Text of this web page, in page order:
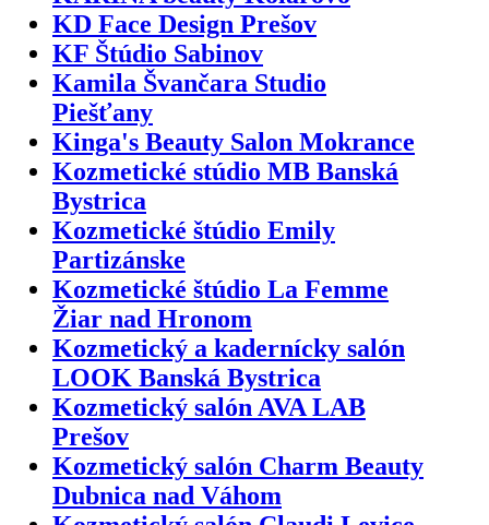
KD Face Design Prešov
KF Štúdio Sabinov
Kamila Švančara Studio
Piešťany
Kinga's Beauty Salon Mokrance
Kozmetické stúdio MB Banská
Bystrica
Kozmetické štúdio Emily
Partizánske
Kozmetické štúdio La Femme
Žiar nad Hronom
Kozmetický a kadernícky salón
LOOK Banská Bystrica
Kozmetický salón AVA LAB
Prešov
Kozmetický salón Charm Beauty
Dubnica nad Váhom